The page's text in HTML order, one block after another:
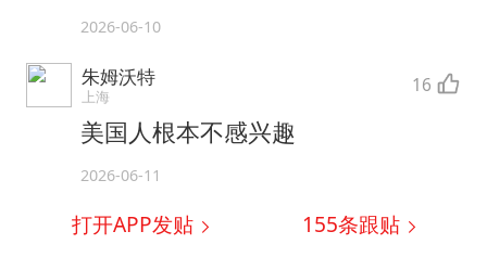
2026-06-10
朱姆沃特
上海 16
美国人根本不感兴趣
2026-06-11
打开APP发贴 155条跟贴